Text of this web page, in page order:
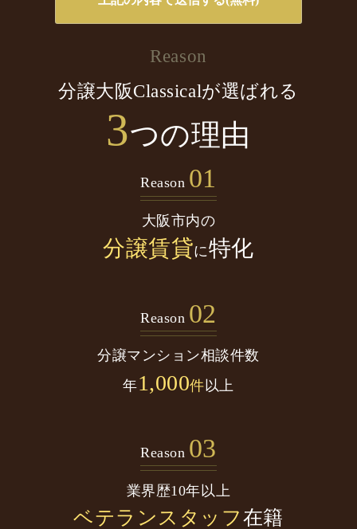
Reason
分譲大阪Classicalが選ばれる
3つの理由
Reason 01
大阪市内の
分譲賃貸に特化
Reason 02
分譲マンション相談件数
年1,000件以上
Reason 03
業界歴10年以上
ベテランスタッフ在籍